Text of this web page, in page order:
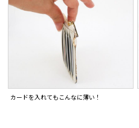
カードを入れてもこんなに薄い！